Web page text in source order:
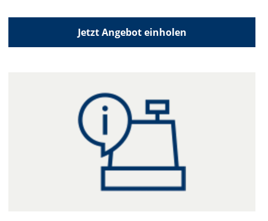
Jetzt Angebot einholen